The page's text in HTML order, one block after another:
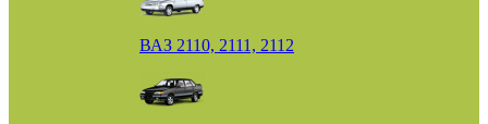
ВАЗ 2110, 2111, 2112